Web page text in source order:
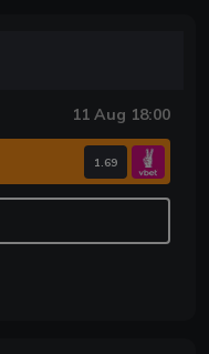
11 Aug 18:00
1.69